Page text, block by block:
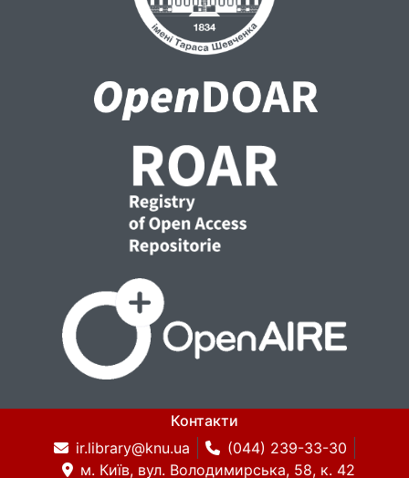
Контакти
ir.library@knu.ua
(044) 239-33-30
м. Київ, вул. Володимирська, 58, к. 42